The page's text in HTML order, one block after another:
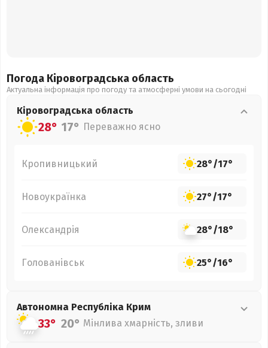
Погода Кіровоградська область
Актуальна інформація про погоду та атмосферні умови на сьогодні
Кіровоградська область
28° 17° Переважно ясно
Кропивницький 28°/17°
Новоукраїнка 27°/17°
Олександрія 28°/18°
Голованівськ 25°/16°
Автономна Республіка Крим
33° 20° Мінлива хмарність, зливи